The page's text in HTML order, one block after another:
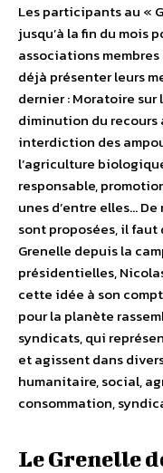
Les participants au «
jusqu’à la fin du mois
associations
déjà présenter leurs
dernier : Moratoire sur
diminution du recours
interdiction des
l’agriculture
responsable,
unes d’entre elles…
sont proposées, il faut
Grenelle depuis la
présidentielles,
cette idée à son
pour la planète
syndicats, qui
et agissent dans
humanitaire, social,
consommation,
Le Grenelle